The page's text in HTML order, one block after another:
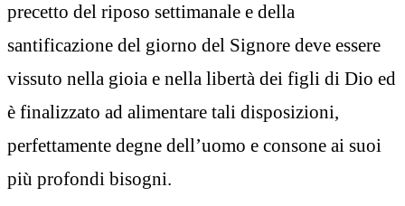
precetto del riposo settimanale e della
santificazione del giorno del Signore deve essere
vissuto nella gioia e nella libertà dei figli di Dio ed
è finalizzato ad alimentare tali disposizioni,
perfettamente degne dell’uomo e consone ai suoi
più profondi bisogni.